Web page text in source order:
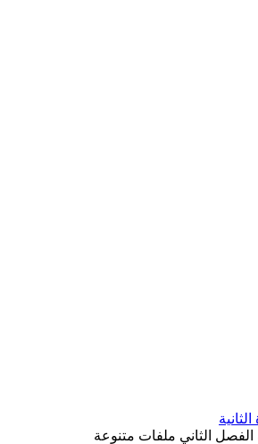
الفصل الثاني ملفات متنوعة